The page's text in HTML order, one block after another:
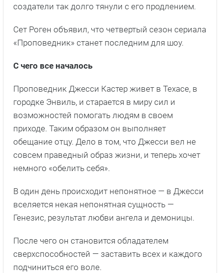
создатели так долго тянули с его продлением.
Сет Роген объявил, что четвертый сезон сериала
«Проповедник» станет последним для шоу.
С чего все началось
Проповедник Джесси Кастер живет в Техасе, в
городке Энвиль, и старается в миру сил и
возможностей помогать людям в своем
приходе. Таким образом он выполняет
обещание отцу. Дело в том, что Джесси вел не
совсем праведный образ жизни, и теперь хочет
немного «обелить себя».
В один день происходит непонятное — в Джесси
вселяется некая непонятная сущность —
Генезис, результат любви ангела и демоницы.
После чего он становится обладателем
сверхспособностей — заставить всех и каждого
подчиниться его воле.